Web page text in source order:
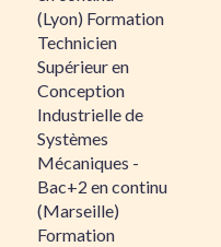
(Lyon) Formation
Technicien
Supérieur en
Conception
Industrielle de
Systèmes
Mécaniques -
Bac+2 en continu
(Marseille)
Formation